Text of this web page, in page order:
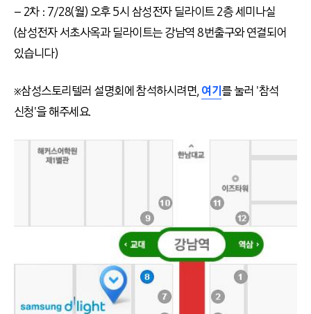
– 2차 : 7/28(월) 오후 5시 삼성전자 딜라이트 2층 세미나실
(삼성전자 서초사옥과 딜라이트는 강남역 8번출구와 연결되어
있습니다)
※삼성스토리텔러 설명회에 참석하시려면, 여기를 눌러 '참석
신청'을 해주세요.